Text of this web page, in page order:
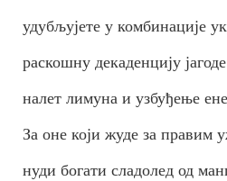
удубљујете у комбинације
раскошну декаденцију
налет лимуна и узбуђење
За оне који жуде за правим
нуди богати сладолед од